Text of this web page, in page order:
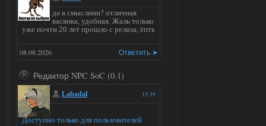
да в смыслиии? отличная
васянка, удобная. Жаль только
уже почти 20 лет прошло с релиза, ёпть
Ответить ➤
08.08.2026
Редактор NPC SoC (0.1)
15:39
Labadal
Доступно только для пользователей